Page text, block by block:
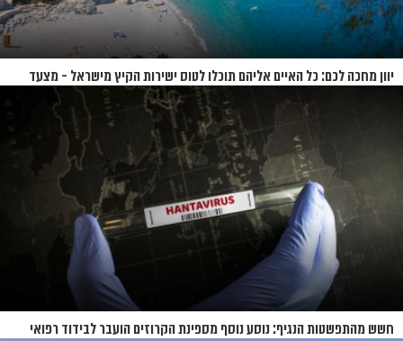
יוון מחכה לכם: כל האיים אליהם תוכלו לטוס ישירות הקיץ מישראל - מצעד
חשש מהתפשטות הנגיף: נוסע נוסף מספינת הקרוזים הועבר לבידוד רפואי